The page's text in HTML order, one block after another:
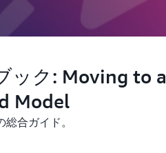
ック: Moving to a
Model
合ガイド。